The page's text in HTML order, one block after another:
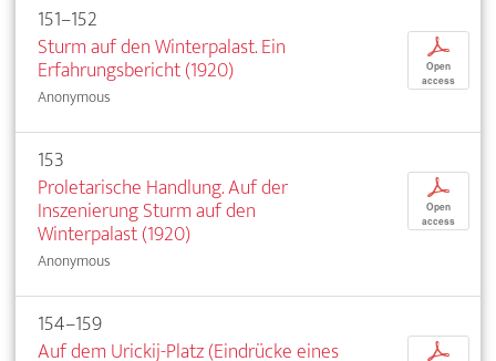
151–152
Sturm auf den Winterpalast. Ein
Erfahrungsbericht (1920)
Anonymous
p
Open
access
153
Proletarische Handlung. Auf der
Inszenierung Sturm auf den
Winterpalast (1920)
Anonymous
p
Open
access
154–159
Auf dem Urickij-Platz (Eindrücke eines
p